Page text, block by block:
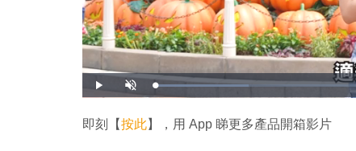
播
放
開
啟
載
入
:
2
即刻【按此】，用 App 睇更多產品開箱影片